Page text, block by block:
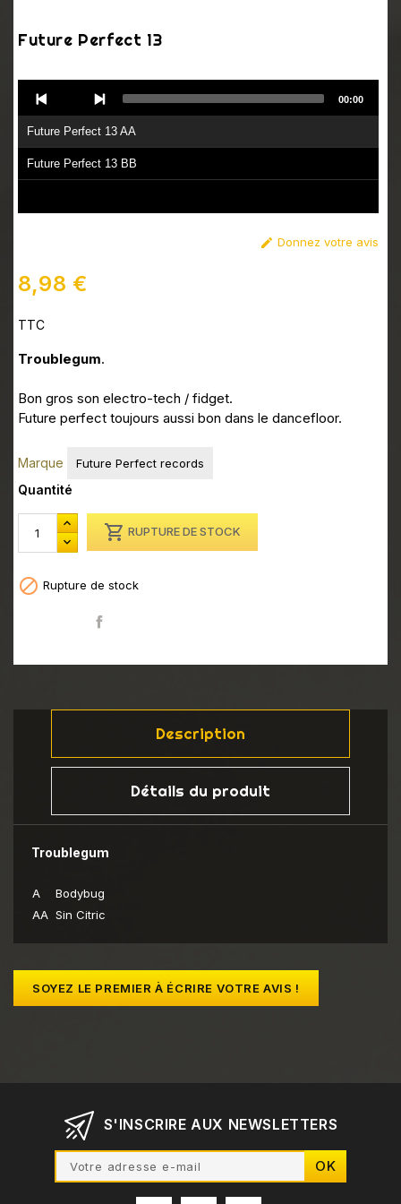
Future Perfect 13
Player
Future Perfect 13 AA
Future Perfect 13 BB
00:00
 Donnez votre avis
8,98 €
TTC
Troublegum.
Bon gros son electro-tech / fidget.
Future perfect toujours aussi bon dans le dancefloor.
Marque Future Perfect records
Quantité
 RUPTURE DE STOCK
 Rupture de stock
Description
Détails du produit
Troublegum
A
Bodybug
AA Sin Citric
SOYEZ LE PREMIER À ÉCRIRE VOTRE AVIS !
S'INSCRIRE AUX NEWSLETTERS